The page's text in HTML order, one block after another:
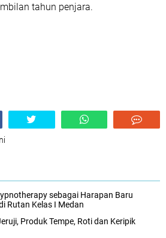
tahun penjara.
sebagai Harapan Baru
Rutan Kelas I Medan
Produk Tempe, Roti dan Keripik